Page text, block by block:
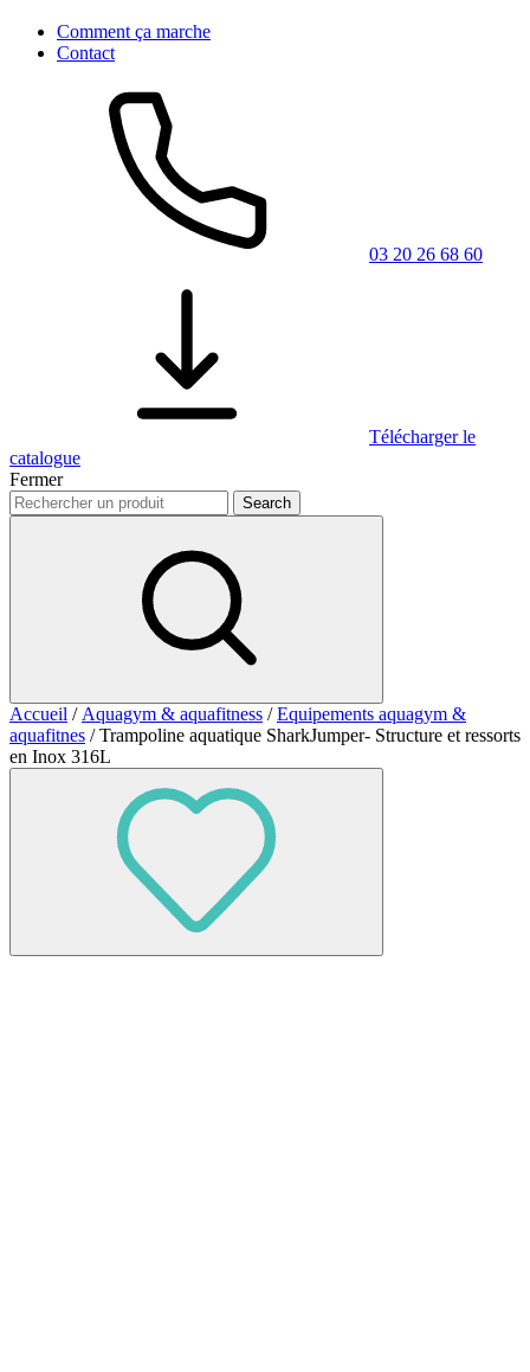
Comment ça marche
Contact
03 20 26 68 60
Télécharger le
catalogue
Fermer
Accueil / Aquagym & aquafitness /Equipements aquagym &
aquafitnes / Trampoline aquatique SharkJumper- Structure et ressorts
en Inox 316L